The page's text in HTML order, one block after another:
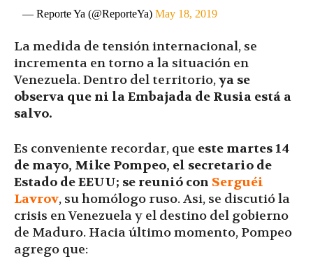
— Reporte Ya (@ReporteYa)May 18, 2019
La medida de tensión internacional, se
incrementa en torno a la situación en
Venezuela. Dentro del territorio,ya se
observa que ni la Embajada de Rusia está a
salvo.
Es conveniente recordar, que este martes 14
de mayo, Mike Pompeo, el secretario de
Estado de EEUU; se reunió con Serguéi
Lavrov, su homólogo ruso. Asi, se discutió la
crisis en Venezuela y el destino del gobierno
de Maduro. Hacia último momento, Pompeo
agrego que: